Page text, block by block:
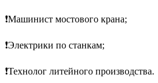
❗️Машинист мостового крана;
❗️Электрики по станкам;
❗️Технолог литейного производства.